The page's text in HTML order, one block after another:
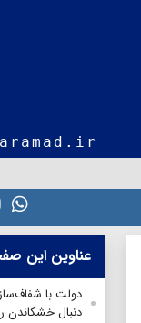
عناوین این
دولت با
دنبال